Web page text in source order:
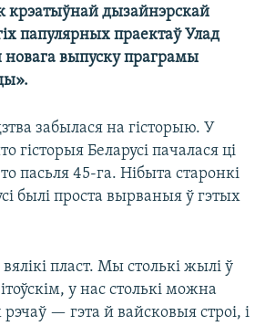
крэатыўнай дызайнэрскай
папулярных праектаў Улад
выпуску праграмы
забылася на гісторыю. У
гісторыя Беларусі пачалася ці
пасьля 45-га. Нібыта старонкі
былі проста вырваныя ў гэтых
пласт. Мы столькі жылі ў
у нас столькі можна
— гэта й вайсковыя строі, і